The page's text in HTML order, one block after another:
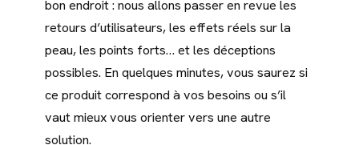
bon endroit : nous allons passer en revue les
retours d’utilisateurs, les effets réels sur la
peau, les points forts… et les déceptions
possibles. En quelques minutes, vous saurez si
ce produit correspond à vos besoins ou s’il
vaut mieux vous orienter vers une autre
solution.